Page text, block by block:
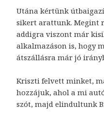
Utána kértünk
sikert arattunk. Megint
addigra viszont már
alkalmazáson is, hogy
átszállásra már jó
Kriszti felvett minket,
hozzájuk, ahol a mi
szót, majd elindultunk